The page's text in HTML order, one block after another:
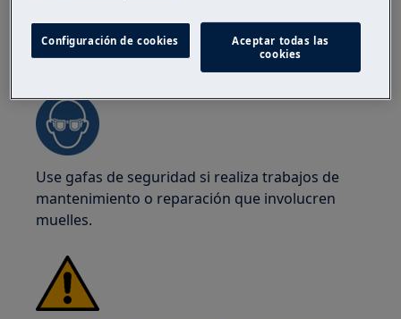
¡ADVERTENCIA!RIESGO DE LESIÓN OCULAR
Use gafas de seguridad si realiza trabajos de
mantenimiento o reparación que involucren
muelles.
Configuración de cookies
Aceptar todas las
cookies